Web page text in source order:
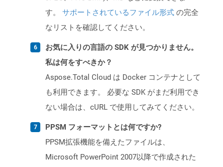
す。 サポートされているファイル形式 の完全
なリストを確認してください。
お気に入りの言語の SDK が見つかりません。
私は何をすべきか？
Aspose.Total Cloud は Docker コンテナとして
も利用できます。 必要な SDK がまだ利用でき
ない場合は、cURL で使用してみてください。
PPSM フォーマットとは何ですか?
PPSM拡張機能を備えたファイルは、
Microsoft PowerPoint 2007以降で作成された